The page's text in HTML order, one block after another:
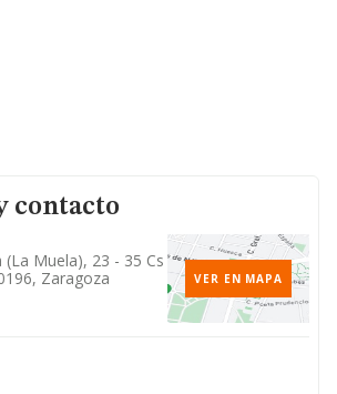
contacto
(la Muela), 23 - 35 Cs
Zaragoza
VER EN MAPA